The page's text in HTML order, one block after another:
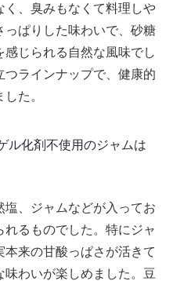
く、臭みもなくて料理しや
ぱりした味わいで、砂糖
じられる自然な風味でし
ラインナップで、健康的
た。
ル化剤不使用のジャムは
、ジャムなどが入ってお
れるものでした。特にジャ
本来の甘酸っぱさが活きて
わいが楽しめました。豆